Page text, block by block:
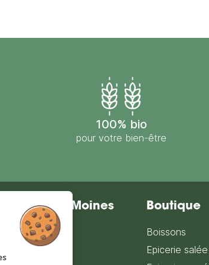
100% bio
pour votre bien-être
Moulin des Moines
Notre société
Nos valeurs et
engagements
Boutique
Boissons
Epicerie salée